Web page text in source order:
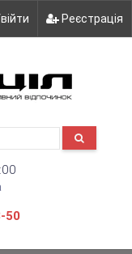
Реєстрація
50